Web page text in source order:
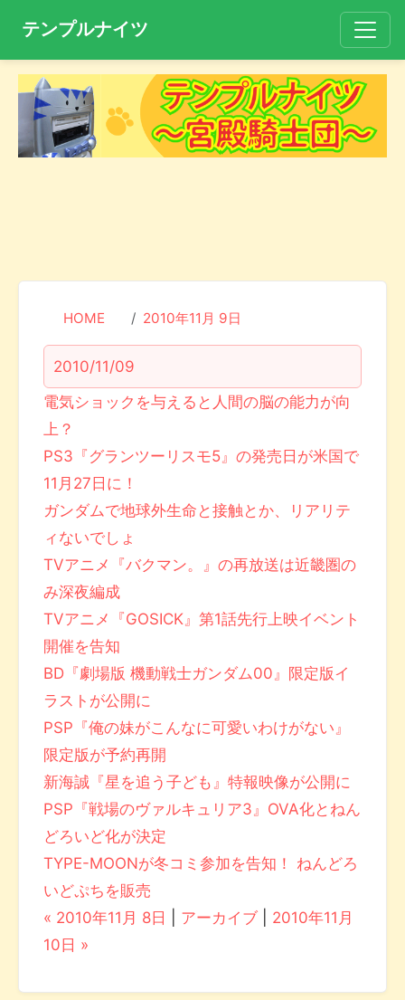
テンプルナイツ
HOME 2010年11月 9日
2010/11/09
電気ショックを与えると人間の脳の能力が向
上？
PS3『グランツーリスモ5』の発売日が米国で
11月27日に！
ガンダムで地球外生命と接触とか、リアリテ
ィないでしょ
TVアニメ『バクマン。』の再放送は近畿圏の
み深夜編成
TVアニメ『GOSICK』第1話先行上映イベント
開催を告知
BD『劇場版 機動戦士ガンダム00』限定版イ
ラストが公開に
PSP『俺の妹がこんなに可愛いわけがない』
限定版が予約再開
新海誠『星を追う子ども』特報映像が公開に
PSP『戦場のヴァルキュリア3』OVA化とねん
どろいど化が決定
TYPE-MOONが冬コミ参加を告知！ ねんどろ
いどぷちを販売
« 2010年11月 8日
アーカイブ
2010年11月
10日 »